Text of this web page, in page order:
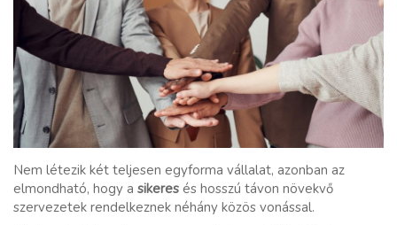
Nem létezik két teljesen egyforma vállalat, azonban az
elmondható, hogy a sikeres és hosszú távon növekvő
szervezetek rendelkeznek néhány közös vonással.